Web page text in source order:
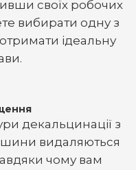
своїх робочих
вибирати одну з
ідеальну
декальцинації з
видаляються
чому вам